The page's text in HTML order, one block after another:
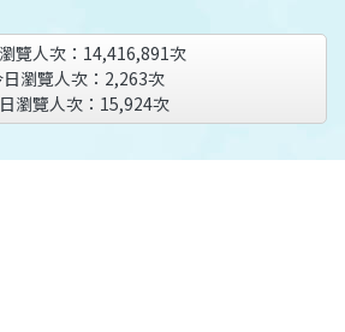
覽人次： 14,416,891次
瀏覽人次： 2,263次
瀏覽人次： 15,924次